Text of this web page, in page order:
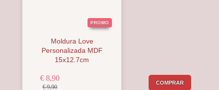
PROMO
Moldura Love
Personalizada MDF
15x12.7cm
€ 8,90
€ 9,90
COMPRAR